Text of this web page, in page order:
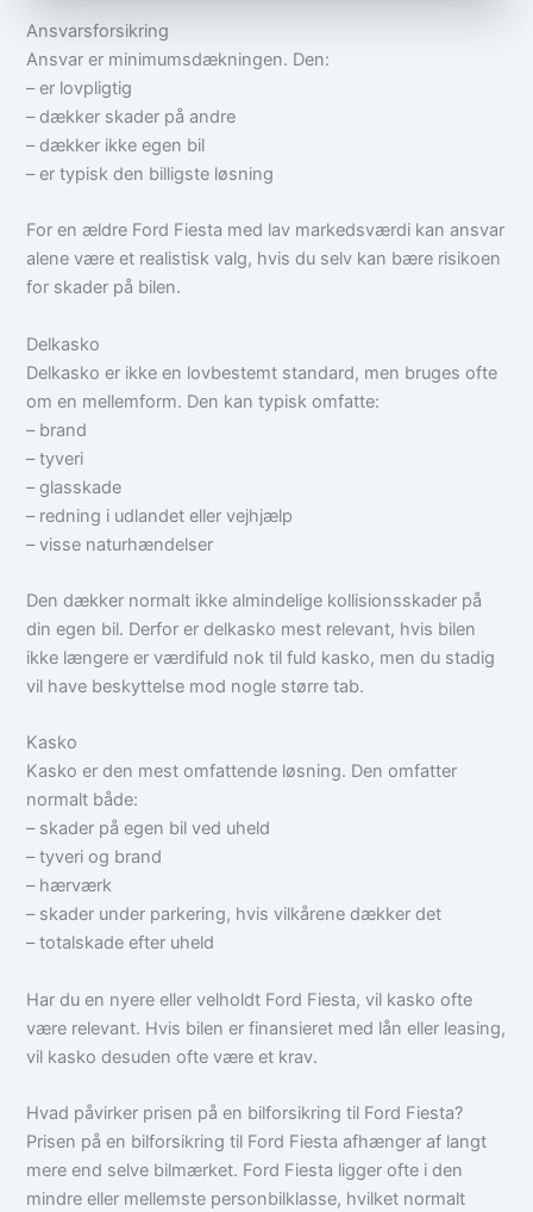
Ansvarsforsikring
Ansvar er minimumsdækningen. Den:
– er lovpligtig
– dækker skader på andre
– dækker ikke egen bil
– er typisk den billigste løsning
For en ældre Ford Fiesta med lav markedsværdi kan ansvar
alene være et realistisk valg, hvis du selv kan bære risikoen
for skader på bilen.
Delkasko
Delkasko er ikke en lovbestemt standard, men bruges ofte
om en mellemform. Den kan typisk omfatte:
– brand
– tyveri
– glasskade
– redning i udlandet eller vejhjælp
– visse naturhændelser
Den dækker normalt ikke almindelige kollisionsskader på
din egen bil. Derfor er delkasko mest relevant, hvis bilen
ikke længere er værdifuld nok til fuld kasko, men du stadig
vil have beskyttelse mod nogle større tab.
Kasko
Kasko er den mest omfattende løsning. Den omfatter
normalt både:
– skader på egen bil ved uheld
– tyveri og brand
– hærværk
– skader under parkering, hvis vilkårene dækker det
– totalskade efter uheld
Har du en nyere eller velholdt Ford Fiesta, vil kasko ofte
være relevant. Hvis bilen er finansieret med lån eller leasing,
vil kasko desuden ofte være et krav.
Hvad påvirker prisen på en bilforsikring til Ford Fiesta?
Prisen på en bilforsikring til Ford Fiesta afhænger af langt
mere end selve bilmærket. Ford Fiesta ligger ofte i den
mindre eller mellemste personbilklasse, hvilket normalt